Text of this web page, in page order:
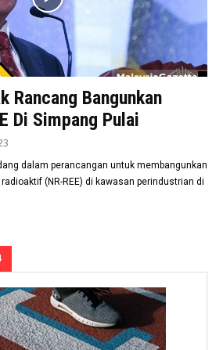
Rancang Bangunkan
Di Simpang Pulai
dalam perancangan untuk membangunkan
(NR-REE) di kawasan perindustrian di